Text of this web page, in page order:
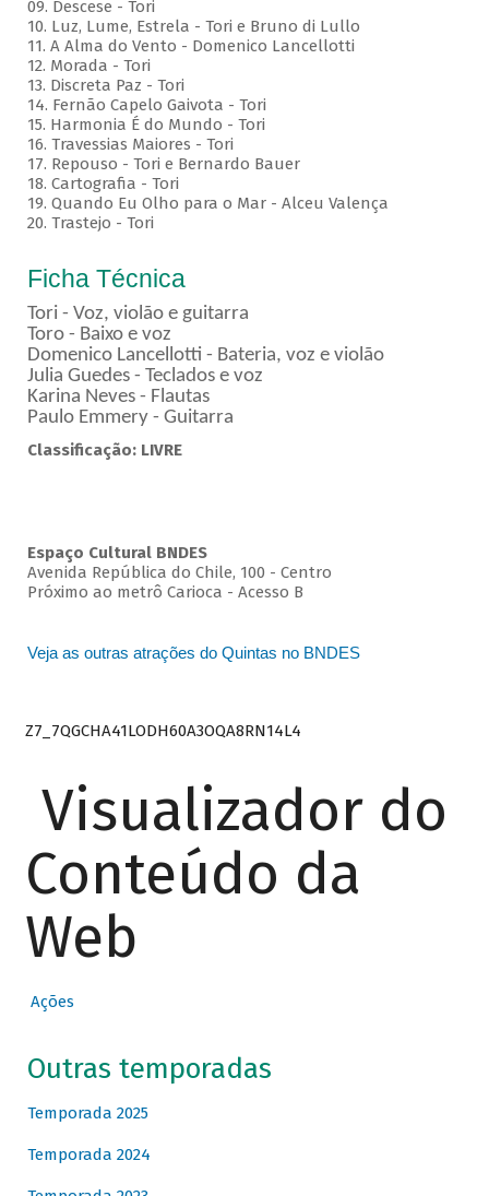
09. Descese - Tori
10. Luz, Lume, Estrela - Tori e Bruno di Lullo
11. A Alma do Vento - Domenico Lancellotti
12. Morada - Tori
13. Discreta Paz - Tori
14. Fernão Capelo Gaivota - Tori
15. Harmonia É do Mundo - Tori
16. Travessias Maiores - Tori
17. Repouso - Tori e Bernardo Bauer
⁠18. Cartografia - Tori
19. Quando Eu Olho para o Mar - Alceu Valença
20. Trastejo - Tori
Ficha Técnica
Tori - Voz, violão e guitarra
Toro - Baixo e voz
Domenico Lancellotti - Bateria, voz e violão
Julia Guedes - Teclados e voz
Karina Neves - Flautas
Paulo Emmery - Guitarra
Classificação: LIVRE
Espaço Cultural BNDES
Avenida República do Chile, 100 - Centro
Próximo ao metrô Carioca - Acesso B
Veja as outras atrações do Quintas no BNDES
Z7_7QGCHA41LODH60A3OQA8RN14L4
Visualizador do
Conteúdo da
Web
Ações
Outras temporadas
Temporada 2025
Temporada 2024